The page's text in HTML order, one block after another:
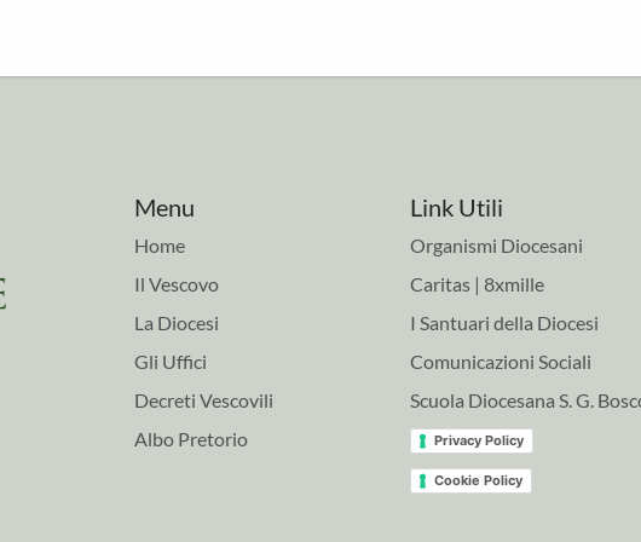
Menu
Home
Il Vescovo
La Diocesi
Gli Uffici
Decreti Vescovili
Albo Pretorio
Link Utili
Organismi Diocesani
Caritas | 8xmille
I Santuari della Diocesi
Comunicazioni Sociali
Scuola Diocesana S. G.
Privacy Policy
Cookie Policy